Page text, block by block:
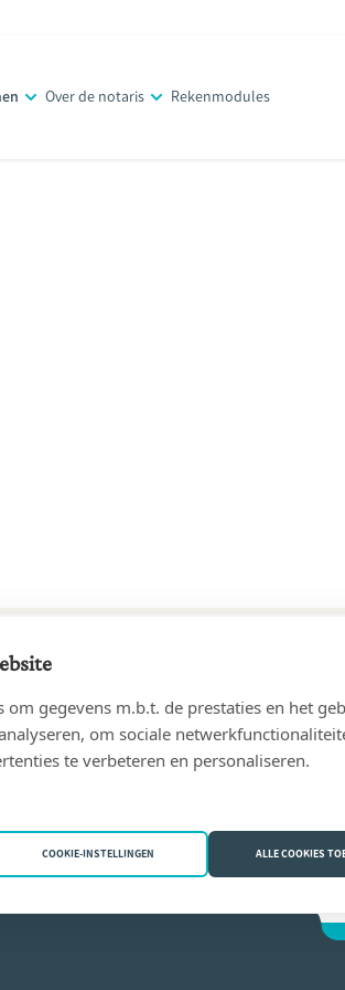
Over de notaris Rekenmodules
gegevens m.b.t. de prestaties en het
om sociale
te verbeteren en personaliseren.
COOKIE-INSTELLINGEN ALLE COOKIES